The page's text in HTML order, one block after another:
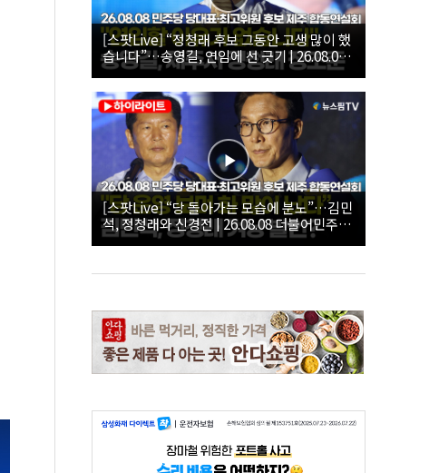
[스팟Live] “정청래 후보 그동안 고생 많이 했
습니다”…송영길, 연임에 선 긋기 | 26.08.08
더불어민주당 당대표·최고위원 후보 제주 합
동연설회
[스팟Live] “당 돌아가는 모습에 분노”…김민
석, 정청래와 신경전 | 26.08.08 더불어민주당
당대표·최고위원 후보 제주 합동연설회